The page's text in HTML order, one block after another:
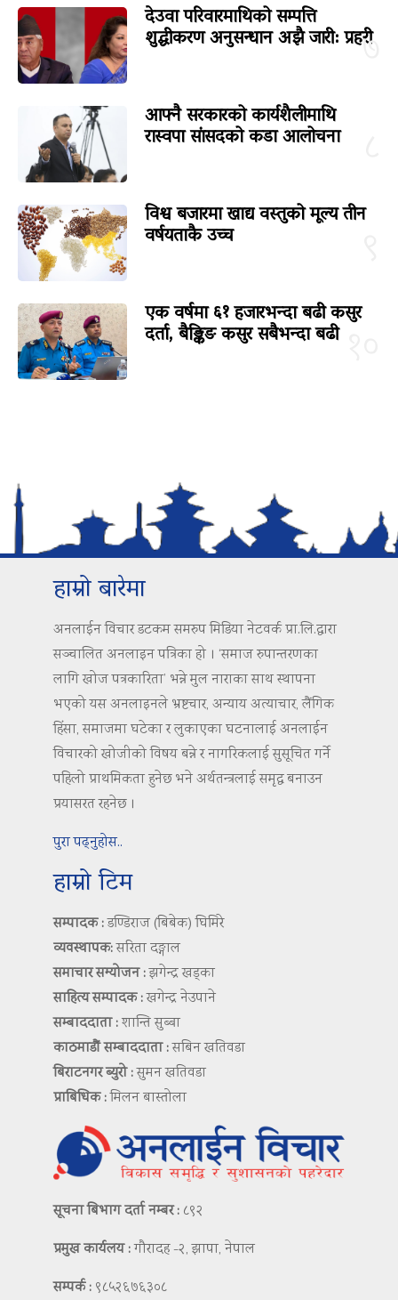
७
देउवा परिवारमाथिको सम्पत्ति
शुद्धीकरण अनुसन्धान अझै जारी: प्रहरी
आफ्नै सरकारको कार्यशैलीमाथि
रास्वपा सांसदको कडा आलोचना
विश्व बजारमा खाद्य वस्तुको मूल्य तीन
वर्षयताकै उच्च
एक वर्षमा ६१ हजारभन्दा बढी कसुर
दर्ता, बैङ्किङ कसुर सबैभन्दा बढी
हाम्रो बारेमा
अनलाईन विचार डटकम समरुप मिडिया नेटवर्क प्रा.लि.द्वारा
सञ्चालित अनलाइन पत्रिका हो । ‘समाज रुपान्तरणका
लागि खोज पत्रकारिता’ भन्ने मुल नाराका साथ स्थापना
भएको यस अनलाइनले भ्रष्टचार, अन्याय अत्याचार, लैंगिक
हिंसा, समाजमा घटेका र लुकाएका घटनालाई अनलाईन
विचारको खोजीको विषय बन्ने र नागरिकलाई सुसूचित गर्ने
पहिलो प्राथमिकता हुनेछ भने अर्थतन्त्रलाई समृद्ध बनाउन
प्रयासरत रहनेछ ।
पुरा पढ्नुहोस..
हाम्रो टिम
सम्पादक :डण्डिराज (बिबेक) घिमिरे
व्यवस्थापक:सरिता दङ्गाल
समाचार सम्योजन :झगेन्द्र खड्का
साहित्य सम्पादक :खगेन्द्र नेउपाने
सम्बाददाता :शान्ति सुब्बा
काठमाडौं सम्बाददाता :सबिन खतिवडा
बिराटनगर ब्युरो :सुमन खतिवडा
प्राबिधिक :मिलन बास्तोला
सूचना बिभाग दर्ता नम्बर : ८९२
प्रमुख कार्यलय :गौरादह -२, झापा, नेपाल
सम्पर्क : ९८५२६७६३०८